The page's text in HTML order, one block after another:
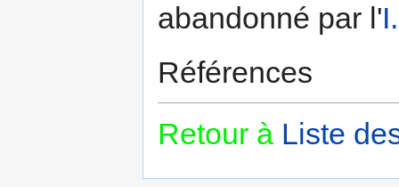
abandonné par l'
Références
Retour à Liste